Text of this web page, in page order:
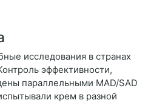
исследования в странах
эффективности,
параллельными MAD/SAD
крем в разной